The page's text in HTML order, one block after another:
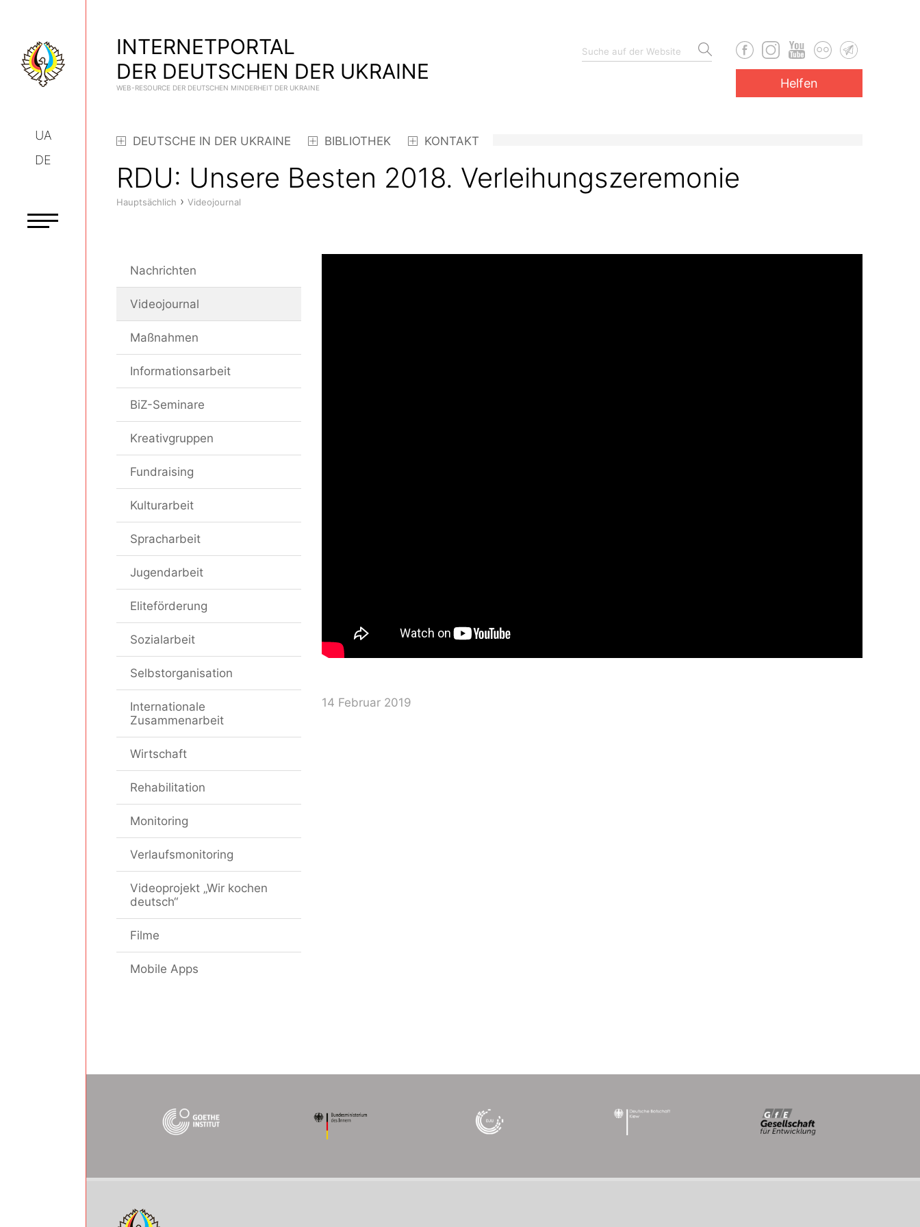
UA
DE
INTERNETPORTAL
DER DEUTSCHEN DER UKRAINE
WEB-RESOURCE DER DEUTSCHEN MINDERHEIT DER UKRAINE Helfen
DEUTSCHE IN DER UKRAINE BIBLIOTHEK KONTAKT
RDU: Unsere Besten 2018. Verleihungszeremonie
Hauptsächlich › Videojournal
Nachrichten
Videojournal
Maßnahmen
Informationsarbeit
BiZ-Seminare
Kreativgruppen
Fundraising
Kulturarbeit
Spracharbeit
Jugendarbeit
Eliteförderung
Sozialarbeit
Selbstorganisation
Internationale
Zusammenarbeit
Wirtschaft
Rehabilitation
Monitoring
Verlaufsmonitoring
Videoprojekt „Wir kochen
deutsch“
Filme
Mobile Apps
14 Februar 2019